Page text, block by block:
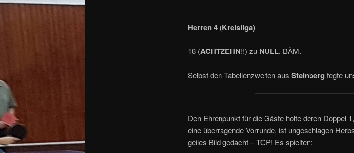
Herren 4 (Kreisliga)
18 (ACHTZEHN!!) zu NULL. BÄM.
Selbst den Tabellenzweiten aus Steinberg fegte
Den Ehrenpunkt für die Gäste holte deren Doppel
eine überragende Vorrunde, ist ungeschlagen
geiles Bild gedacht – TOP! Es spielten: